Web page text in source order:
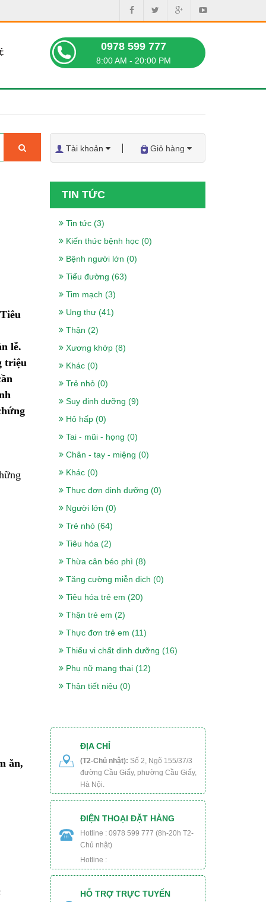
0978 599 777
8:00 AM - 20:00 PM
Tài khoản Giỏ hàng
lễ.
triệu
ăn,
TIN TỨC
Tin tức (3)
Kiến thức bệnh học (0)
Bệnh người lớn (0)
Tiểu đường (63)
Tim mạch (3)
Ung thư (41)
Thận (2)
Xương khớp (8)
Khác (0)
Trẻ nhỏ (0)
Suy dinh dưỡng (9)
Hô hấp (0)
Tai - mũi - họng (0)
Chân - tay - miệng (0)
Khác (0)
Thực đơn dinh dưỡng (0)
Người lớn (0)
Trẻ nhỏ (64)
Tiêu hóa (2)
Thừa cân béo phì (8)
Tăng cường miễn dịch (0)
Tiêu hóa trẻ em (20)
Thận trẻ em (2)
Thực đơn trẻ em (11)
Thiếu vi chất dinh dưỡng (16)
Phụ nữ mang thai (12)
Thận tiết niệu (0)
ĐỊA CHỈ
(T2-Chủ nhật): Số 2, Ngõ 155/37/3
đường Cầu Giấy, phường Cầu Giấy,
Hà Nội.
ĐIỆN THOẠI ĐẶT HÀNG
Hotline : 0978 599 777 (8h-20h T2-
Chủ nhật)
Hotline :
HỖ TRỢ TRỰC TUYẾN
Sữa nepro 2 gold
900g- Dành cho
cho người gầy,
ốm, ăn uống kém,
375.000₫
Sữa Peptamen
phẫu thuật, ung
thư, tiểu đường,
suy kiệt
560.000₫
Sữa Delical Vani
lốc 4 chai- nắp
thuật, tiểu đường
448.000₫
Thực phẩm dinh